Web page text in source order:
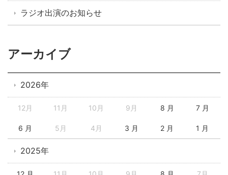
ラジオ出演のお知らせ
アーカイブ
2026年
12月 11月 10月 9月 8 月 7 月
6 月 5月 4月 3 月 2 月 1 月
2025年